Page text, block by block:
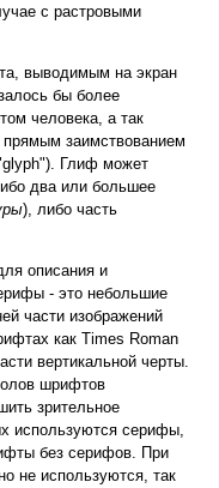
с растровыми
выводимым на экран
бы более
человека, а так
прямым заимствованием
Глиф может
два или большее
), либо часть
описания и
- это небольшие
части изображений
как Times Roman
вертикальной черты.
шрифтов
зрительное
используются серифы,
без серифов. При
не используются, так